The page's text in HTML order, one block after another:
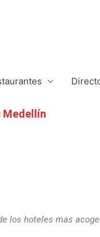
Medellín
los hoteles mas